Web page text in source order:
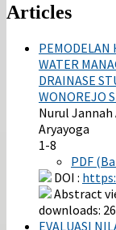
Articles
PEMODELAN
WATER
DRAINASE
WONOREJO
Nurul
Aryayoga
1-8
PDF
DOI :
Abstract
downloads:
EVALUASI